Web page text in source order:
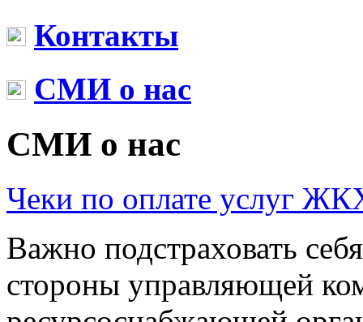
Контакты
СМИ о нас
СМИ о нас
Чеки по оплате услуг
Важно подстраховать
стороны управляющей